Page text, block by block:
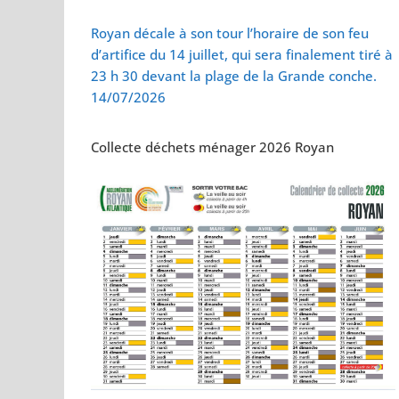
Vol de deux
Royan décale à son tour l’horaire de son feu
d’artifice du 14 juillet, qui sera finalement tiré à
23 h 30 devant la plage de la Grande conche.
14/07/2026
Collecte déchets ménager 2026 Royan